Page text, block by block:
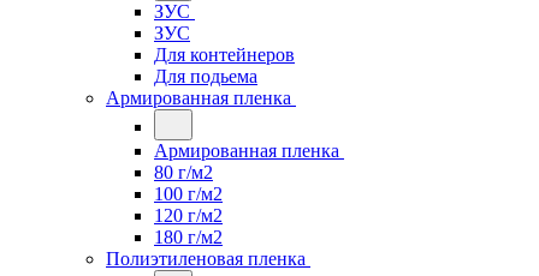
ЗУС
ЗУС
Для контейнеров
Для подьема
Армированная пленка
Армированная пленка
80 г/м2
100 г/м2
120 г/м2
180 г/м2
Полиэтиленовая пленка